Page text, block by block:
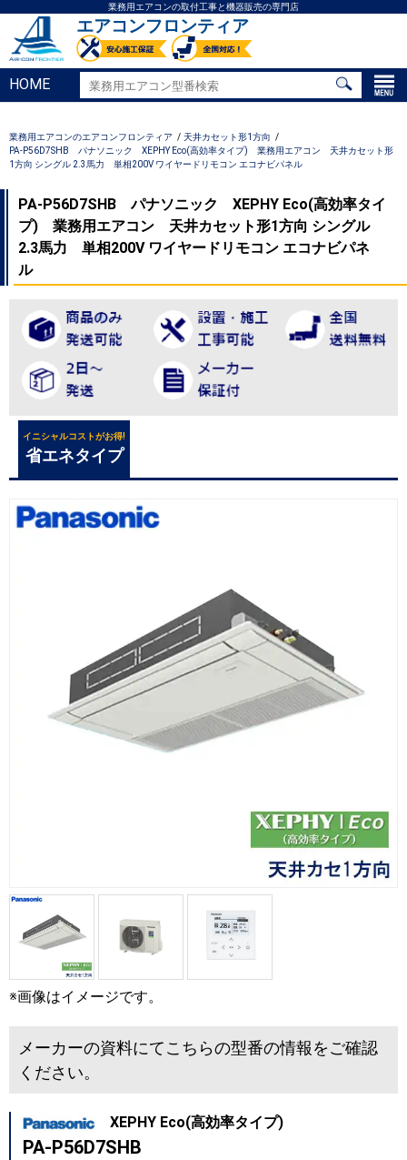
業務用エアコンの取付工事と機器販売の専門店
エアコンフロンティア
HOME
業務用エアコンのエアコンフロンティア
天井カセット形1方向
PA-P56D7SHB パナソニック XEPHY Eco(高効率タイプ) 業務用エアコン 天井カセット形
1方向 シングル 2.3馬力 単相200V ワイヤードリモコン エコナビパネル
PA-P56D7SHB パナソニック XEPHY Eco(高効率タイ
プ) 業務用エアコン 天井カセット形1方向 シングル
2.3馬力 単相200V ワイヤードリモコン エコナビパネ
ル
イニシャルコストがお得!
省エネタイプ
※画像はイメージです。
メーカーの資料にてこちらの型番の情報をご確認
ください。
XEPHY Eco(高効率タイプ)
PA-P56D7SHB